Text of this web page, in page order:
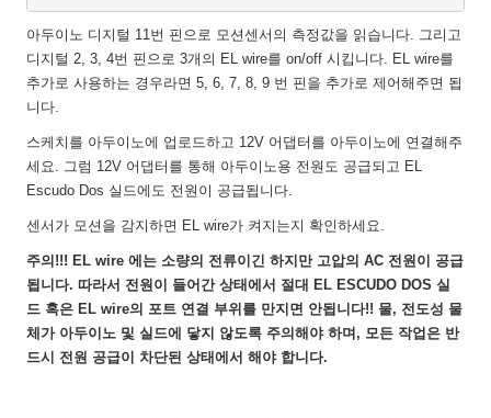
아두이노 디지털 11번 핀으로 모션센서의 측정값을 읽습니다. 그리고
디지털 2, 3, 4번 핀으로 3개의 EL wire를 on/off 시킵니다. EL wire를
추가로 사용하는 경우라면 5, 6, 7, 8, 9 번 핀을 추가로 제어해주면 됩
니다.
스케치를 아두이노에 업로드하고 12V 어댑터를 아두이노에 연결해주
세요. 그럼 12V 어댑터를 통해 아두이노용 전원도 공급되고 EL
Escudo Dos 실드에도 전원이 공급됩니다.
센서가 모션을 감지하면 EL wire가 켜지는지 확인하세요.
주의!!! EL wire 에는 소량의 전류이긴 하지만 고압의 AC 전원이 공급
됩니다. 따라서 전원이 들어간 상태에서 절대 EL ESCUDO DOS 실
드 혹은 EL wire의 포트 연결 부위를 만지면 안됩니다!! 물, 전도성 물
체가 아두이노 및 실드에 닿지 않도록 주의해야 하며, 모든 작업은 반
드시 전원 공급이 차단된 상태에서 해야 합니다.